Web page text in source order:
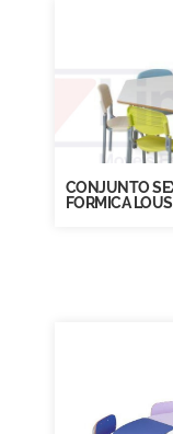
CONJUNTO
FORMICA